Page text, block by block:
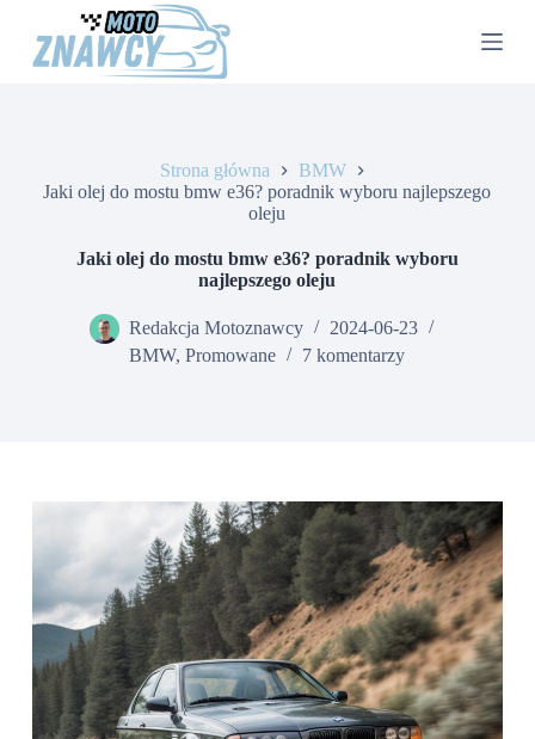
Strona główna
BMW
Jaki olej do mostu bmw e36? poradnik wyboru najlepszego
oleju
Jaki olej do mostu bmw e36? poradnik wyboru
najlepszego oleju
Redakcja Motoznawcy
2024-06-23
BMW,Promowane 7 komentarzy